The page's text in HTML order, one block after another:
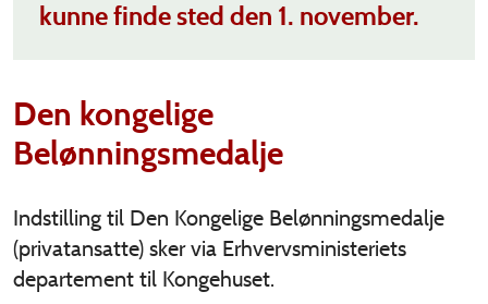
kunne finde sted den 1. november.
Den kongelige
Belønningsmedalje
Indstilling til Den Kongelige Belønningsmedalje
(privatansatte) sker via Erhvervsministeriets
departement til Kongehuset.